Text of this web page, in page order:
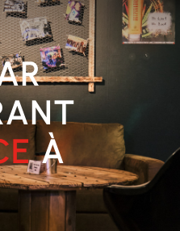
À